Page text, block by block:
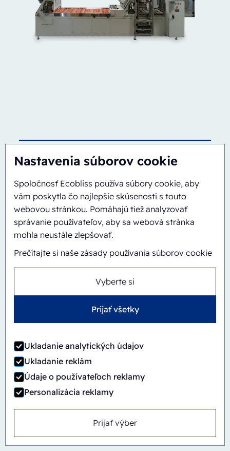
Nastavenia súborov cookie
Spoločnosť Ecobliss používa súbory cookie, aby
vám poskytla čo najlepšie skúsenosti s touto
webovou stránkou. Pomáhajú tiež analyzovať
správanie používateľov, aby sa webová stránka
mohla neustále zlepšovať.
Prečítajte si naše zásady používania súborov cookie
Vyberte si
Prijať všetky
Ukladanie analytických údajov
Ukladanie reklám
Údaje o používateľoch reklamy
Personalizácia reklamy
Prijať výber
Poloautomatický
AutomatickýInline
CBS/PH30-1428-CS